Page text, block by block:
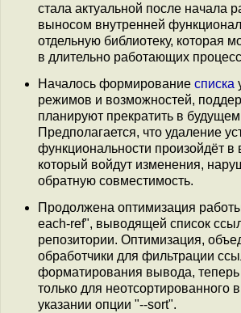
стала актуальной после начала
выносом внутренней
отдельную библиотеку, которая
в длительно работающих
Началось формирование списка
режимов и возможностей,
планируют прекратить в
Предполагается, что удаление
функциональности произойдёт в
который войдут изменения,
обратную совместимость.
Продолжена оптимизация
each-ref", выводящей список
репозитории. Оптимизация,
обработчики для фильтрации
форматирования вывода,
только для неотсортированного
указании опции "--sort".